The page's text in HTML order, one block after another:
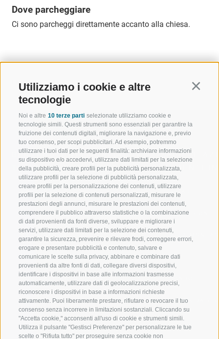
Utilizziamo i cookie e altre
tecnologie
Noi e altre 10 terze parti selezionate utilizziamo cookie e
tecnologie simili. Questi strumenti sono essenziali per garantire la
fruizione dei contenuti digitali, migliorare la navigazione e, previo
tuo consenso, per scopi pubblicitari. Ad esempio, potremmo
utilizzare i tuoi dati per le seguenti finalità: archiviare informazioni
su dispositivo e/o accedervi, utilizzare dati limitati per la selezione
della pubblicità, creare profili per la pubblicità personalizzata,
utilizzare profili per la selezione di pubblicità personalizzata,
creare profili per la personalizzazione dei contenuti, utilizzare
profili per la selezione di contenuti personalizzati, misurare le
prestazioni degli annunci, misurare le prestazioni dei contenuti,
comprendere il pubblico attraverso statistiche o la combinazione
di dati provenienti da fonti diverse, sviluppare e migliorare i
servizi, utilizzare dati limitati per la selezione dei contenuti,
garantire la sicurezza, prevenire e rilevare frodi, correggere errori,
erogare e presentare pubblicità e contenuto, salvare e
comunicare le scelte sulla privacy, abbinare e combinare dati
provenienti da altre fonti di dati, collegare diversi dispositivi,
identificare i dispositivi in base alle informazioni trasmesse
automaticamente, utilizzare dati di geolocalizzazione precisi,
riconoscere i dispositivi in base a informazioni richieste
attivamente. Puoi liberamente prestare, rifiutare o revocare il tuo
consenso senza incorrere in limitazioni sostanziali. Cliccando su
"Accetta cookie," acconsenti all'uso di cookie e strumenti simili.
Utilizza il pulsante "Gestisci Preferenze" per personalizzare le tue
scelte o "Rifiuta tutto" per proseguire senza cookie non
Dove parcheggiare
Ci sono parcheggi direttamente accanto alla chiesa.
INDIETRO
BENVENUTI NELLA REGIONE
TURISTICA DI RACINES
VAL GIOVO
VAL RACINES
VAL RIDANNA
IMPIANTI DI RISALITA
SCUOLA DI SCI RACINES
LUISL'S SKI SCHOOL A RACINES
SPORT E
MOMENTI
SCIARE
ESCURSIONI
ALTA
BIKE
ACQUA DA